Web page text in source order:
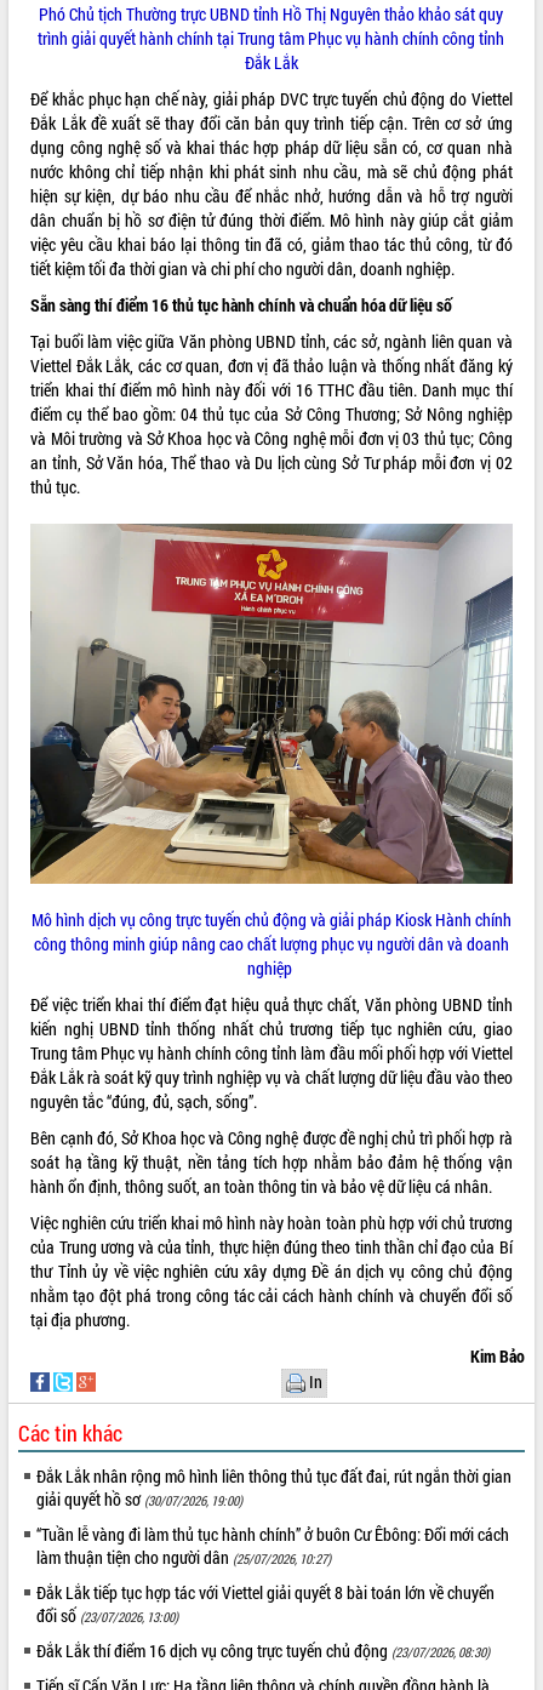
VIDEO
Loading the player...
Bí thư Tỉnh ủy Lương Nguyễn Minh
Triết thăm, tặng quà người có công với
cách mạng
Rà soát, hoàn thiện hệ thống thiết chế
văn hóa, thể thao đáp ứng yêu cầu
phát triển mới
Thường trực HĐND tỉnh Đắk Lắk gặp
mặt Đoàn chuyên gia y tế TP. Hồ Chí
Minh
Lễ truy điệu và an táng hài cốt liệt sĩ
tại Nghĩa trang Liệt sĩ xã Sơn Hòa
Bàn giải pháp tháo gỡ khó khăn trong
xuất khẩu sầu riêng và triển khai quy
Thứ trưởng Bộ Nông nghiệp và Môi
trường Nguyễn Hoàng Hiệp khảo sát
vùng trồng và doanh nghiệp đóng gói
sầu riêng tại Đắk Lắk
Trình diễn nghệ thuật chế biến các
món ăn từ sầu riêng
Đắk Lắk công bố Quy hoạch và xúc
tiến đầu tư tỉnh
Ngành cá ngừ Đắk Lắk chủ động thích
ứng để giữ vững thị trường xuất khẩu
Diễn đàn Kinh tế tư nhân Việt Nam đột
phá cơ chế - Hợp tác công tư
Đề án 06 tạo bước ngoặt đột phá trong
Kết nối tour, đẩy mạnh chuyển đổi số
để phát triển du lịch Đắk Lắk
tầng kỹ thuật Cụm công nghiệp Tân
Tiến
Gặp mặt các cơ quan báo chí nhân Kỷ
niệm 101 năm Ngày Báo chí Cách
mạng Việt Nam
Đắk Lắk sơ kết 4 năm triển khai thực
hiện Đề án 06 của Chính phủ
Họp báo thông tin về Hội nghị Công bố
Quy hoạch và Xúc tiến đầu tư tỉnh Đắk
Lắk
Khơi thông điểm nghẽn, đẩy nhanh
giải ngân vốn khắc phục thiên tai
HĐND tỉnh thông qua điều chỉnh Quy
Hội thảo góp ý hồ sơ điều chỉnh quy
hoạch tỉnh Đắk Lắk thời kỳ 2021-2030,
tầm nhìn đến năm 2050
Nâng cao hiệu quả hoạt động của các
doanh nghiệp nhà nước
Hội nghị triển khai kết nối mạng
truyền số liệu chuyên dùng phục vụ cơ
quan Đảng, Nhà nước
Lễ phát động chuỗi hoạt động chung
tay làm sạch môi trường
Xã Ea Kar bước chuyển mình trong
công tác cải cách hành chính mô hình
ALBUM ẢNH
THỐNG KÊ TRUY CẬP
Hôm nay: 10489
Tất cả:
65986631
Phó Chủ tịch Thường trực UBND tỉnh Hồ Thị Nguyên thảo khảo sát quy
trình giải quyết hành chính tại Trung tâm Phục vụ hành chính công tỉnh
Đắk Lắk
Để khắc phục hạn chế này, giải pháp DVC trực tuyến chủ động do Viettel
Đắk Lắk đề xuất sẽ thay đổi căn bản quy trình tiếp cận. Trên cơ sở ứng
dụng công nghệ số và khai thác hợp pháp dữ liệu sẵn có, cơ quan nhà
nước không chỉ tiếp nhận khi phát sinh nhu cầu, mà sẽ chủ động phát
hiện sự kiện, dự báo nhu cầu để nhắc nhở, hướng dẫn và hỗ trợ người
dân chuẩn bị hồ sơ điện tử đúng thời điểm. Mô hình này giúp cắt giảm
việc yêu cầu khai báo lại thông tin đã có, giảm thao tác thủ công, từ đó
tiết kiệm tối đa thời gian và chi phí cho người dân, doanh nghiệp.
Sẵn sàng thí điểm 16 thủ tục hành chính và chuẩn hóa dữ liệu số
Tại buổi làm việc giữa Văn phòng UBND tỉnh, các sở, ngành liên quan và
Viettel Đắk Lắk, các cơ quan, đơn vị đã thảo luận và thống nhất đăng ký
triển khai thí điểm mô hình này đối với 16 TTHC đầu tiên. Danh mục thí
điểm cụ thể bao gồm: 04 thủ tục của Sở Công Thương; Sở Nông nghiệp
và Môi trường và Sở Khoa học và Công nghệ mỗi đơn vị 03 thủ tục; Công
an tỉnh, Sở Văn hóa, Thể thao và Du lịch cùng Sở Tư pháp mỗi đơn vị 02
thủ tục.
Mô hình dịch vụ công trực tuyến chủ động và giải pháp Kiosk Hành chính
công thông minh giúp nâng cao chất lượng phục vụ người dân và doanh
nghiệp
Để việc triển khai thí điểm đạt hiệu quả thực chất, Văn phòng UBND tỉnh
kiến nghị UBND tỉnh thống nhất chủ trương tiếp tục nghiên cứu, giao
Trung tâm Phục vụ hành chính công tỉnh làm đầu mối phối hợp với Viettel
Đắk Lắk rà soát kỹ quy trình nghiệp vụ và chất lượng dữ liệu đầu vào theo
nguyên tắc “đúng, đủ, sạch, sống”.
Bên cạnh đó, Sở Khoa học và Công nghệ được đề nghị chủ trì phối hợp rà
soát hạ tầng kỹ thuật, nền tảng tích hợp nhằm bảo đảm hệ thống vận
hành ổn định, thông suốt, an toàn thông tin và bảo vệ dữ liệu cá nhân.
Việc nghiên cứu triển khai mô hình này hoàn toàn phù hợp với chủ trương
của Trung ương và của tỉnh, thực hiện đúng theo tinh thần chỉ đạo của Bí
thư Tỉnh ủy về việc nghiên cứu xây dựng Đề án dịch vụ công chủ động
nhằm tạo đột phá trong công tác cải cách hành chính và chuyển đổi số
tại địa phương.
Kim Bảo
In
Các tin khác
Đắk Lắk nhân rộng mô hình liên thông thủ tục đất đai, rút ngắn thời gian
giải quyết hồ sơ (30/07/2026, 19:00)
“Tuần lễ vàng đi làm thủ tục hành chính” ở buôn Cư Êbông: Đổi mới cách
làm thuận tiện cho người dân (25/07/2026, 10:27)
Đắk Lắk tiếp tục hợp tác với Viettel giải quyết 8 bài toán lớn về chuyển
đổi số (23/07/2026, 13:00)
Đắk Lắk thí điểm 16 dịch vụ công trực tuyến chủ động (23/07/2026, 08:30)